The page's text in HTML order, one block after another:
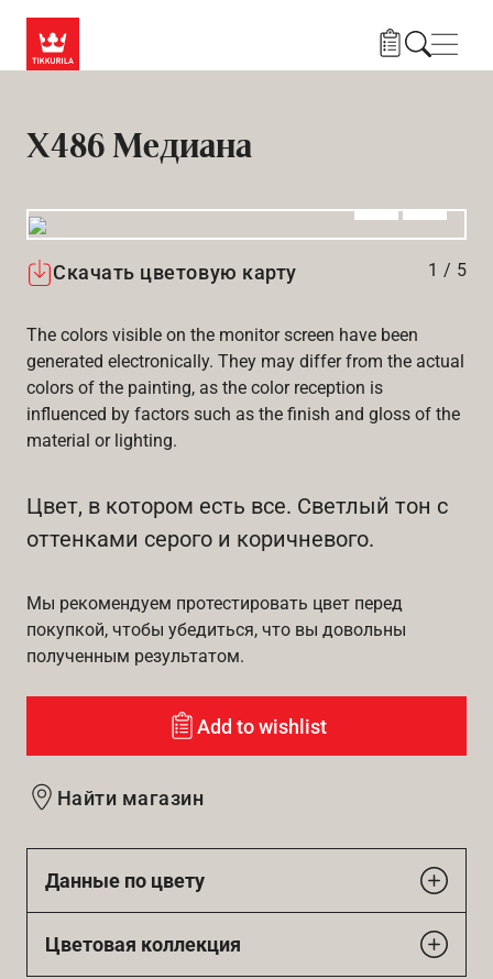
X486 Медиана
Скачать цветовую карту 1 / 5
The colors visible on the monitor screen have been
generated electronically. They may differ from the actual
colors of the painting, as the color reception is
influenced by factors such as the finish and gloss of the
material or lighting.
Цвет, в котором есть все. Светлый тон с
оттенками серого и коричневого.
Мы рекомендуем протестировать цвет перед
покупкой, чтобы убедиться, что вы довольны
полученным результатом.
Add to wishlist
Найти магазин
Данные по цвету
Цветовая коллекция